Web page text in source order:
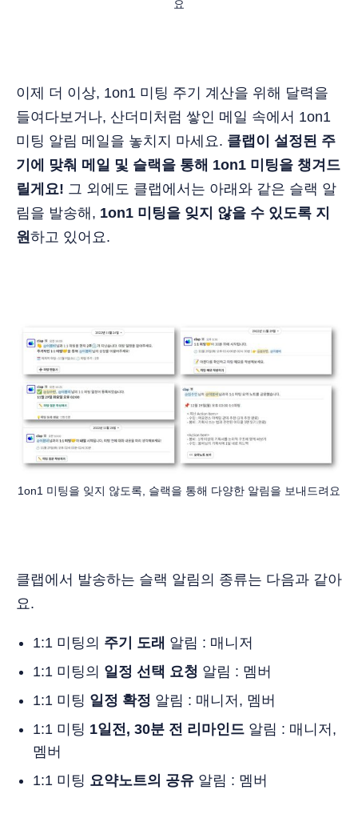
요
이제 더 이상, 1on1 미팅 주기 계산을 위해 달력을
들여다보거나, 산더미처럼 쌓인 메일 속에서 1on1
미팅 알림 메일을 놓치지 마세요. 클랩이 설정된 주
기에 맞춰 메일 및 슬랙을 통해 1on1 미팅을 챙겨드
릴게요! 그 외에도 클랩에서는 아래와 같은 슬랙 알
림을 발송해, 1on1 미팅을 잊지 않을 수 있도록 지
원하고 있어요.
1on1 미팅을 잊지 않도록, 슬랙을 통해 다양한 알림을 보내드려요
클랩에서 발송하는 슬랙 알림의 종류는 다음과 같아
요.
1:1 미팅의 주기 도래 알림 : 매니저
1:1 미팅의 일정 선택 요청 알림 : 멤버
1:1 미팅 일정 확정 알림 : 매니저, 멤버
1:1 미팅 1일전, 30분 전 리마인드알림 : 매니저,
멤버
1:1 미팅 요약노트의 공유알림 : 멤버